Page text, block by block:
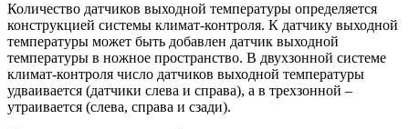
Количество датчиков выходной температуры определяется
конструкцией системы климат-контроля. К датчику выходной
температуры может быть добавлен датчик выходной
температуры в ножное пространство. В двухзонной системе
климат-контроля число датчиков выходной температуры
удваивается (датчики слева и справа), а в трехзонной –
утраивается (слева, справа и сзади).